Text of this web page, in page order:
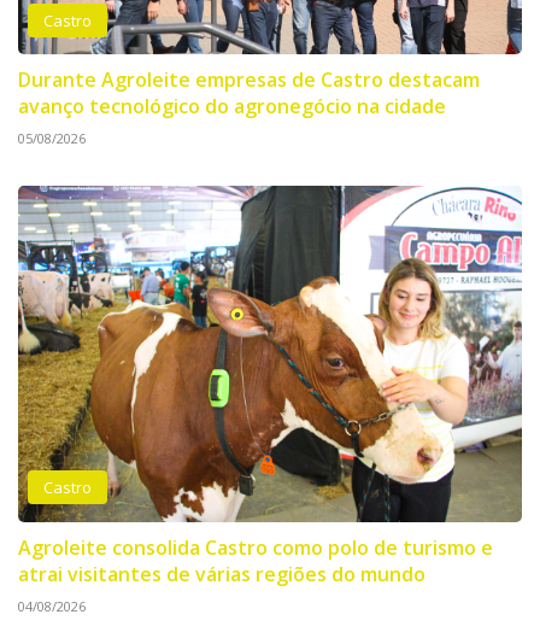
Castro
Durante Agroleite empresas de Castro destacam
avanço tecnológico do agronegócio na cidade
05/08/2026
Castro
Agroleite consolida Castro como polo de turismo e
atrai visitantes de várias regiões do mundo
04/08/2026